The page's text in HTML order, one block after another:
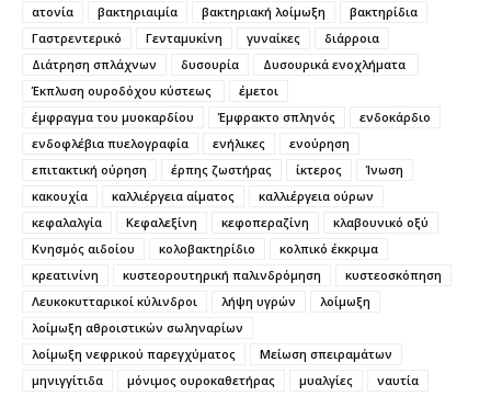
ατονία
βακτηριαιμία βακτηριακή λοίμωξη
βακτηρίδια
Γαστρεντερικό
Γενταμυκίνη γυναίκες
διάρροια
Διάτρηση σπλάχνων
δυσουρία
Δυσουρικά ενοχλήματα
Έκπλυση ουροδόχου κύστεως
έμετοι
έμφραγμα του μυοκαρδίου
Έμφρακτο σπληνός
ενδοκάρδιο
ενδοφλέβια πυελογραφία
ενήλικες
ενούρηση
επιτακτική ούρηση
έρπης ζωστήρας ίκτερος
Ίνωση
κακουχία
καλλιέργεια αίματος
καλλιέργεια ούρων
κεφαλαλγία
Κεφαλεξίνη κεφοπεραζίνη
κλαβουνικό οξύ
Κνησμός αιδοίου
κολοβακτηρίδιο
κολπικό έκκριμα
κρεατινίνη
κυστεορουτηρική παλινδρόμηση
κυστεοσκόπηση
Λευκοκυτταρικοί κύλινδροι
λήψη υγρών
λοίμωξη
λοίμωξη αθροιστικών σωληναρίων
λοίμωξη νεφρικού παρεγχύματος
Μείωση σπειραμάτων
μηνιγγίτιδα
μόνιμος ουροκαθετήρας μυαλγίες
ναυτία